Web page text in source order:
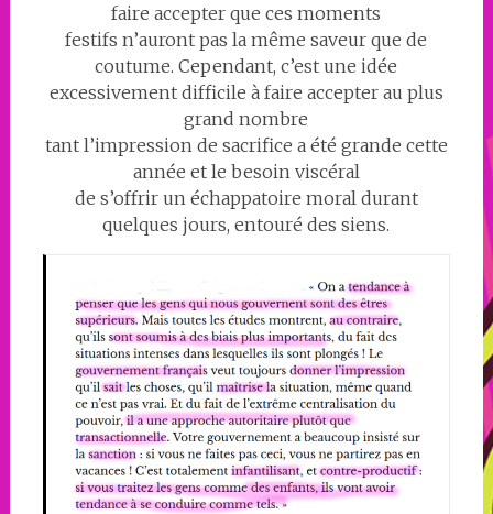
faire accepter que ces moments
festifs n’auront pas la même saveur que de
coutume. Cependant, c’est une idée
excessivement difficile à faire accepter au plus
grand nombre
tant l’impression de sacrifice a été grande cette
année et le besoin viscéral
de s’offrir un échappatoire moral durant
quelques jours, entouré des siens.